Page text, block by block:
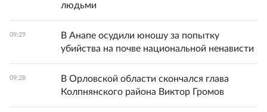
людьми
09:29
В Анапе осудили юношу за попытку
убийства на почве национальной ненависти
09:28
В Орловской области скончался глава
Колпнянского района Виктор Громов